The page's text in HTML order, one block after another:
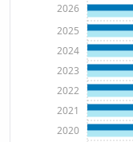
2020
2021
2022
2023
2024
2025
2026